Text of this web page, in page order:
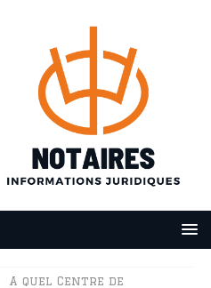
A quel Centre de